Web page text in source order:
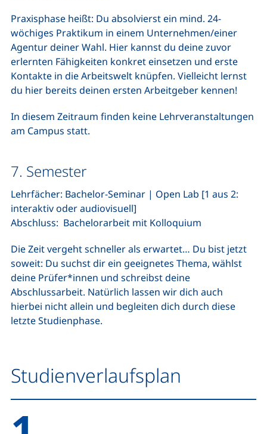
Praxisphase heißt: Du absolvierst ein mind. 24-
wöchiges Praktikum in einem Unternehmen/einer
Agentur deiner Wahl. Hier kannst du deine zuvor
erlernten Fähigkeiten konkret einsetzen und erste
Kontakte in die Arbeitswelt knüpfen. Vielleicht lernst
du hier bereits deinen ersten Arbeitgeber kennen!
In diesem Zeitraum finden keine Lehrveranstaltungen
am Campus statt.
7. Semester
Lehrfächer: Bachelor-Seminar | Open Lab [1 aus 2:
interaktiv oder audiovisuell]
Abschluss: Bachelorarbeit mit Kolloquium
Die Zeit vergeht schneller als erwartet… Du bist jetzt
soweit: Du suchst dir ein geeignetes Thema, wählst
deine Prüfer*innen und schreibst deine
Abschlussarbeit. Natürlich lassen wir dich auch
hierbei nicht allein und begleiten dich durch diese
letzte Studienphase.
Studienverlaufsplan